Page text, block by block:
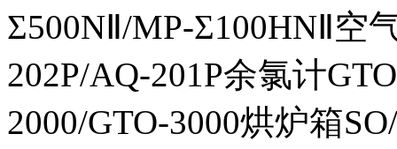
Σ500NⅡ/MP-Σ100HNⅡ空
202P/AQ-201P余氯计
2000/GTO-3000烘炉箱